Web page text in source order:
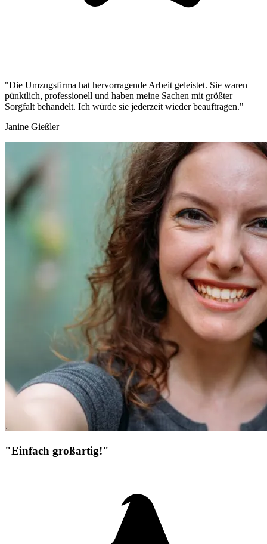
"Die Umzugsfirma hat hervorragende Arbeit geleistet. Sie waren
pünktlich, professionell und haben meine Sachen mit größter
Sorgfalt behandelt. Ich würde sie jederzeit wieder beauftragen."
Janine Gießler
"Einfach großartig!"